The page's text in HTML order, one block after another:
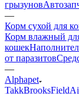
грызунов
—
Корм сухой для
Корм влажный
кошек
от паразитов
—
Alphapet
TakkBrooksField